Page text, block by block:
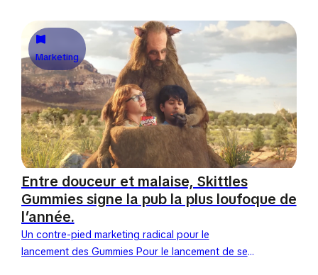
Marketing
Entre douceur et malaise, Skittles
Gummies signe la pub la plus loufoque de
l’année.
Un contre-pied marketing radical pour le
lancement des Gummies Pour le lancement de ses